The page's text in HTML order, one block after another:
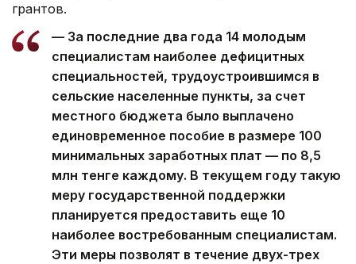
грантов.
— За последние два года 14 молодым
специалистам наиболее дефицитных
специальностей, трудоустроившимся в
сельские населенные пункты, за счет
местного бюджета было выплачено
единовременное пособие в размере 100
минимальных заработных плат — по 8,5
млн тенге каждому. В текущем году такую
меру государственной поддержки
планируется предоставить еще 10
наиболее востребованным специалистам.
Эти меры позволят в течение двух-трех